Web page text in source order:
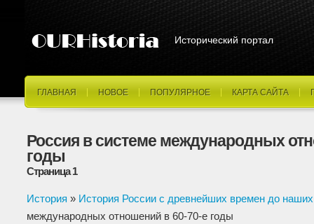
Исторический портал
ГЛАВНАЯ НОВОЕ ПОПУЛЯРНОЕ КАРТА САЙТА
Россия в системе международных
годы
Страница 1
История » История России с древнейших времен до
международных отношений в 60-70-е годы